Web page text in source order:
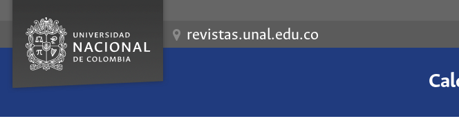
revistas.unal.edu.co